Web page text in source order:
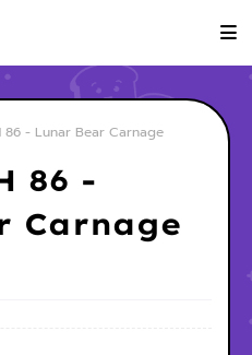
86 - Lunar Bear Carnage
86 -
Carnage